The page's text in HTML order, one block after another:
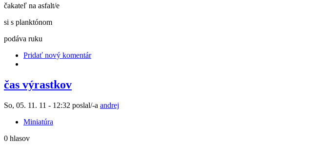
čakateľ na asfalt/e
si s planktónom
podáva ruku
Pridať nový komentár
čas výrastkov
So, 05. 11. 11 - 12:32 poslal/-a andrej
Miniatúra
0 hlasov